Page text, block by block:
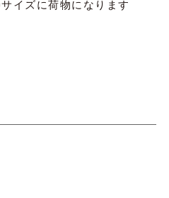
イズに荷物になります